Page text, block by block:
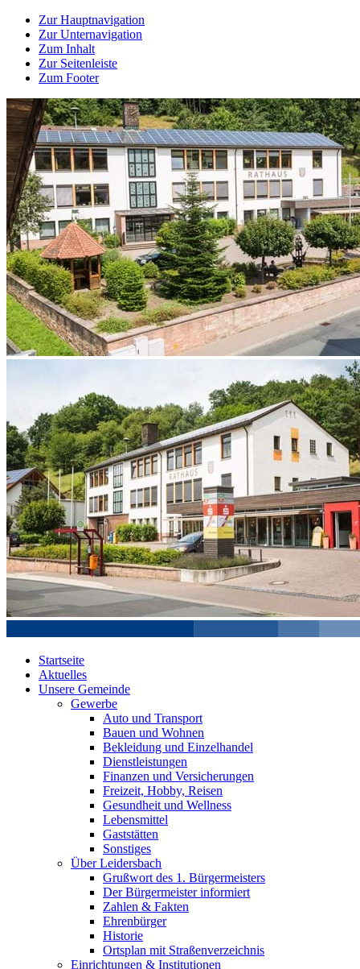
Zur Hauptnavigation
Zur Unternavigation
Zum Inhalt
Zur Seitenleiste
Zum Footer
Startseite
Aktuelles
Unsere Gemeinde
Gewerbe
Auto und Transport
Bauen und Wohnen
Bekleidung und Einzelhandel
Dienstleistungen
Finanzen und Versicherungen
Freizeit, Hobby, Reisen
Gesundheit und Wellness
Lebensmittel
Gaststätten
Sonstiges
Über Leidersbach
Grußwort des 1. Bürgermeisters
Der Bürgermeister informiert
Zahlen & Fakten
Ehrenbürger
Historie
Ortsplan mit Straßenverzeichnis
Einrichtungen & Institutionen